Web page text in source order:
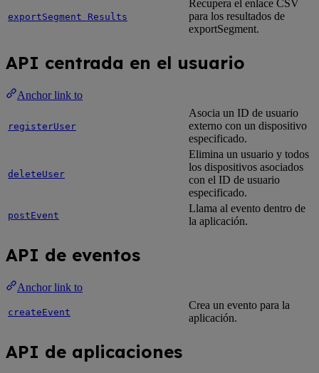
exportSegment Results
Recupera el enlace CSV
para los resultados de
exportSegment.
API centrada en el usuario
Anchor link to
registerUser
Asocia un ID de usuario
externo con un dispositivo
especificado.
deleteUser
Elimina un usuario y todos
los dispositivos asociados
con el ID de usuario
especificado.
postEvent
Llama al evento dentro de
la aplicación.
API de eventos
Anchor link to
createEvent
Crea un evento para la
aplicación.
API de aplicaciones